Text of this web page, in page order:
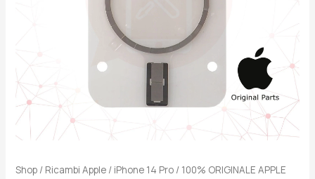
Shop / Ricambi Apple / iPhone 14 Pro / 100% ORIGINALE APPLE
MAGNETE
MAGSAFE
quantità